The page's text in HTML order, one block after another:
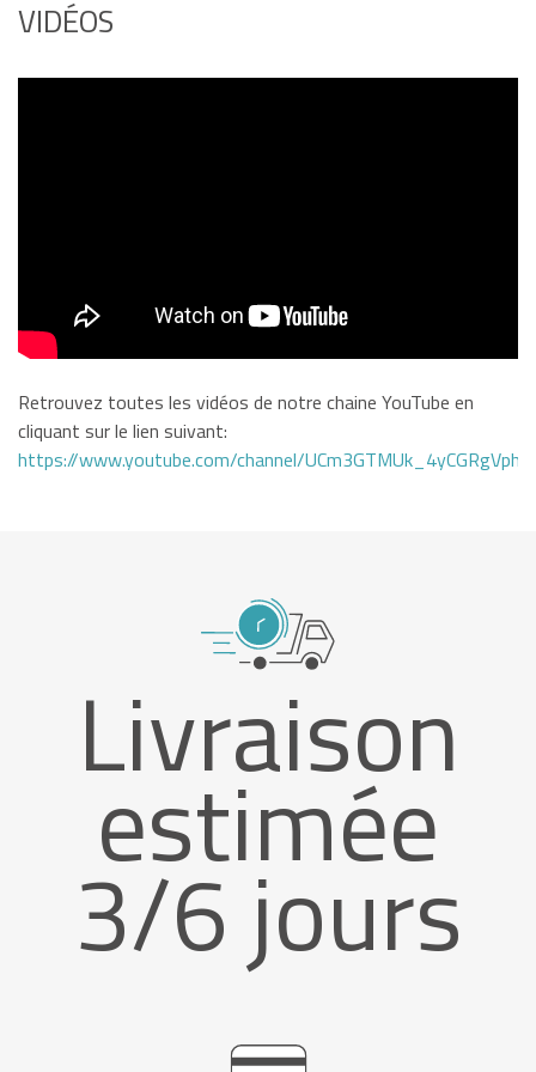
VIDÉOS
Retrouvez toutes les vidéos de notre chaine YouTube en
cliquant sur le lien suivant:
https://www.youtube.com/channel/
Livraison
estimée
3/6 jours